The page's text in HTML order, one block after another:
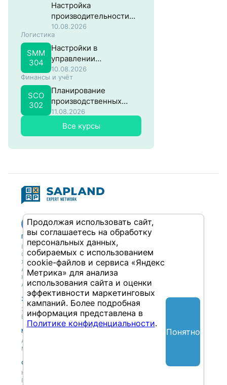
Настройка
производительности
систем на основе SAP
NW ABAP
10.08.2026
Логистика
SMM
304
Настройки в
управлении
материальными
потоками в SAP
10.08.2026
Финансы и учёт
SCO
302
Планирование
производственных
затрат в SAP
11.08.2026
Все курсы
Публикации
Публикации
Обсуждения
Журнал
Антологии
Колонки
Авторы
Учебный центр
Учебный центр
Выбрать обучение
Форматы и опции
Экспертная сеть
Экспертная сеть
Вакансии
Партнерская сеть
Мероприятия
Анонсы мероприятий
Материалы мероприятий
О нас
Концепция
Политики
Продолжая использовать сайт,
вы соглашаетесь на обработку
персональных данных,
собираемых с использованием
cookie-файлов и сервиса «Яндекс
Метрика» для анализа
использования сайта и оценки
эффективности маркетинговых
кампаний. Более подробная
информация представлена в
Политике конфиденциальности.
Понятно